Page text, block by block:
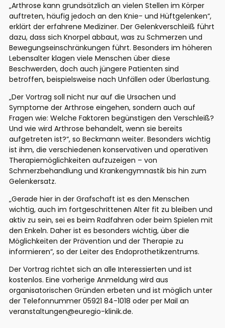
„Arthrose kann grundsätzlich an vielen Stellen im Körper
auftreten, häufig jedoch an den Knie- und Hüftgelenken“,
erklärt der erfahrene Mediziner. Der Gelenkverschleiß führt
dazu, dass sich Knorpel abbaut, was zu Schmerzen und
Bewegungseinschränkungen führt. Besonders im höheren
Lebensalter klagen viele Menschen über diese
Beschwerden, doch auch jüngere Patienten sind
betroffen, beispielsweise nach Unfällen oder Überlastung.
„Der Vortrag soll nicht nur auf die Ursachen und
Symptome der Arthrose eingehen, sondern auch auf
Fragen wie: Welche Faktoren begünstigen den Verschleiß?
Und wie wird Arthrose behandelt, wenn sie bereits
aufgetreten ist?“, so Beckmann weiter. Besonders wichtig
ist ihm, die verschiedenen konservativen und operativen
Therapiemöglichkeiten aufzuzeigen – von
Schmerzbehandlung und Krankengymnastik bis hin zum
Gelenkersatz.
„Gerade hier in der Grafschaft ist es den Menschen
wichtig, auch im fortgeschrittenen Alter fit zu bleiben und
aktiv zu sein, sei es beim Radfahren oder beim Spielen mit
den Enkeln. Daher ist es besonders wichtig, über die
Möglichkeiten der Prävention und der Therapie zu
informieren“, so der Leiter des Endoprothetikzentrums.
Der Vortrag richtet sich an alle Interessierten und ist
kostenlos. Eine vorherige Anmeldung wird aus
organisatorischen Gründen erbeten und ist möglich unter
der Telefonnummer 05921 84-1018 oder per Mail an
veranstaltungen@euregio-klinik.de.